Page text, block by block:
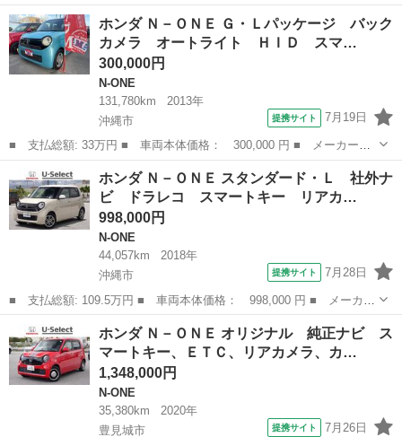
名： ホンダ ■ 車種名： Ｎ－ＯＮＥ ■ グレード名： オリジナ
ル アンドロイドオーディオ・ブルートゥース・バックカメラ・ＬＥ
Ｄヘッドラ...
沖縄 宜野湾市 N-ONE
ホンダ Ｎ－ＯＮＥ Ｇ・Ｌパッケージ バック
カメラ オートライト ＨＩＤ スマ…
300,000円
N-ONE
131,780km
2013年
沖縄市
提携サイト 7月19日
■ 支払総額: 33万円 ■ 車両本体価格： 300,000 円 ■ メーカー
名： ホンダ ■ 車種名： Ｎ－ＯＮＥ ■ グレード名： Ｇ・Ｌパ
ッケージ バックカメラ オートライト ＨＩＤ スマートキー ア
イドリングストッ...
沖縄 沖縄市 N-ONE
ホンダ Ｎ－ＯＮＥ スタンダード・Ｌ 社外ナ
ビ ドラレコ スマートキー リアカ…
998,000円
N-ONE
44,057km
2018年
沖縄市
提携サイト 7月28日
■ 支払総額: 109.5万円 ■ 車両本体価格： 998,000 円 ■ メーカー
名： ホンダ ■ 車種名： Ｎ－ＯＮＥ ■ グレード名： スタンダ
ード・Ｌ 社外ナビ ドラレコ スマートキー リアカメラ カーナ
ビ オーデ...
沖縄 沖縄市 N-ONE
ホンダ Ｎ－ＯＮＥ オリジナル 純正ナビ ス
マートキー、ＥＴＣ、リアカメラ、カ…
1,348,000円
N-ONE
35,380km
2020年
豊見城市
提携サイト 7月26日